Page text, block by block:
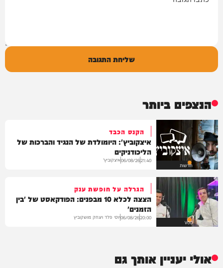
שליחת התגובה
הנצפים ביותר
חדשות
הקנס הכבד
איצקוביץ': היומולדת של הנגיד והברכות של
הליכודניקים
21:40
06/08/26איצקוביץ'
VOD
הגרלה על חופשת ענק
הצצה לכלא 10 מבפנים: הפודקאסט של 'בין
הזמנים'
20:00
06/08/26יוסי פלד ויצחק מושקוביץ
אולי יעניין אותך גם